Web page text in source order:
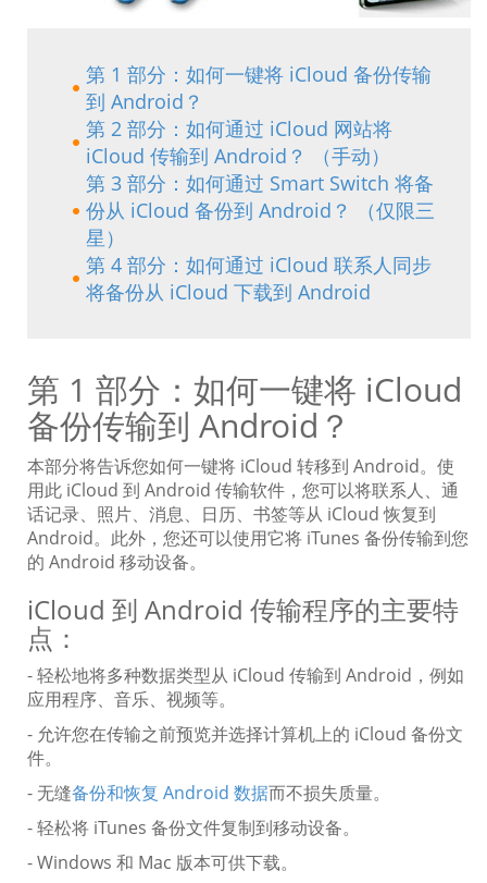
第 1 部分：如何一键将 iCloud 备份传输
到 Android？
第 2 部分：如何通过 iCloud 网站将
iCloud 传输到 Android？ （手动）
第 3 部分：如何通过 Smart Switch 将备
份从 iCloud 备份到 Android？ （仅限三
星）
第 4 部分：如何通过 iCloud 联系人同步
将备份从 iCloud 下载到 Android
第 1 部分：如何一键将 iCloud
备份传输到 Android？
本部分将告诉您如何一键将 iCloud 转移到 Android。使
用此 iCloud 到 Android 传输软件，您可以将联系人、通
话记录、照片、消息、日历、书签等从 iCloud 恢复到
Android。此外，您还可以使用它将 iTunes 备份传输到您
的 Android 移动设备。
iCloud 到 Android 传输程序的主要特
点：
- 轻松地将多种数据类型从 iCloud 传输到 Android，例如
应用程序、音乐、视频等。
- 允许您在传输之前预览并选择计算机上的 iCloud 备份文
件。
- 无缝备份和恢复 Android 数据而不损失质量。
- 轻松将 iTunes 备份文件复制到移动设备。
- Windows 和 Mac 版本可供下载。